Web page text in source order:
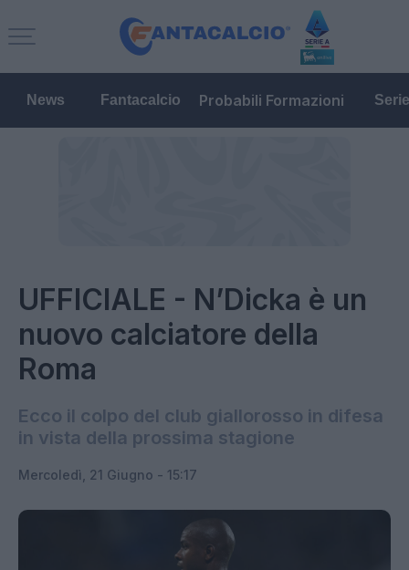
News Fantacalcio Probabili Formazioni
UFFICIALE - N’Dicka è un
nuovo calciatore della
Roma
Ecco il colpo del club giallorosso in difesa
in vista della prossima stagione
Mercoledì, 21 Giugno - 15:17